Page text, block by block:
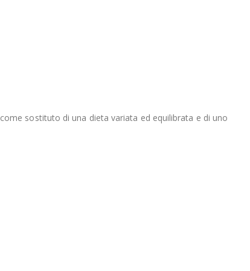
sostituto di una dieta variata ed equilibrata e di uno